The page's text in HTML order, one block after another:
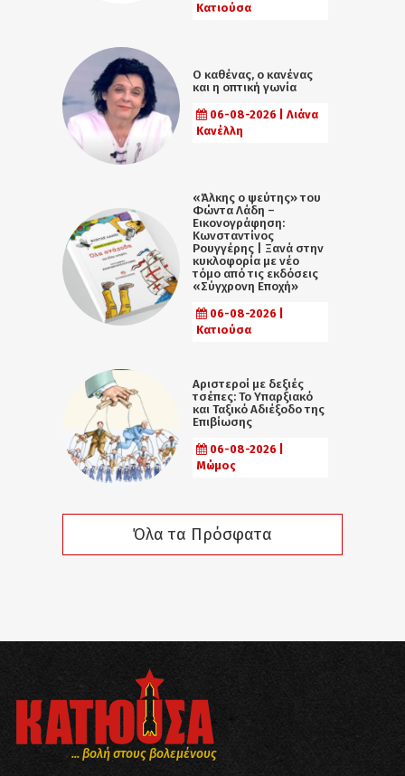
Κατιούσα
Ο καθένας, ο κανένας
και η οπτική γωνία
06-08-2026 | Λιάνα
Κανέλλη
«Άλκης ο ψεύτης» του
Φώντα Λάδη –
Εικονογράφηση:
Κωνσταντίνος
Ρουγγέρης | Ξανά στην
κυκλοφορία με νέο
τόμο από τις εκδόσεις
«Σύγχρονη Εποχή»
06-08-2026 |
Κατιούσα
Αριστεροί με δεξιές
τσέπες: Το Υπαρξιακό
και Ταξικό Αδιέξοδο της
Επιβίωσης
06-08-2026 |
Μώμος
Όλα τα Πρόσφατα
... βολή στους βολεμένους